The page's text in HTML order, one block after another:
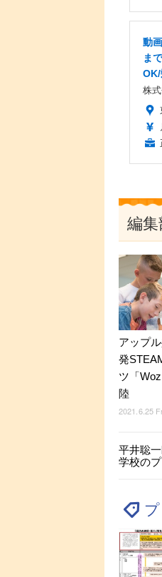
動
ま
株
編
アップ
発
ツ「
陸
2021.6.25
平井聡
学校の